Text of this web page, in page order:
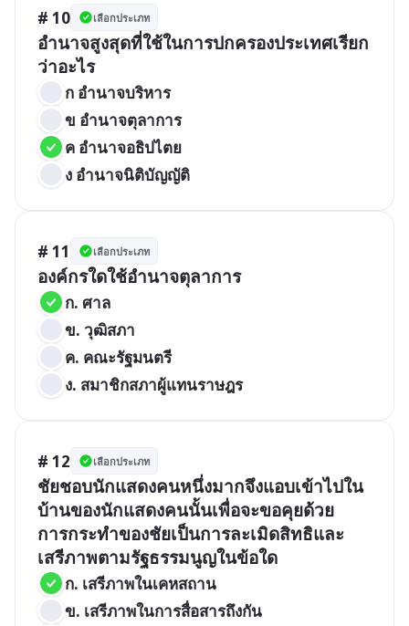
# 10 เลือกประเภท
อำนาจสูงสุดที่ใช้ในการปกครองประเทศเรียก
ว่าอะไร
ก อำนาจบริหาร
ข อำนาจตุลาการ
ค อำนาจอธิปไตย
ง อำนาจนิติบัญญัติ
# 11 เลือกประเภท
องค์กรใดใช้อำนาจตุลาการ
ก. ศาล
ข. วุฒิสภา
ค. คณะรัฐมนตรี
ง. สมาชิกสภาผู้แทนราษฎร
# 12 เลือกประเภท
ชัยชอบนักแสดงคนหนึ่งมากจึงแอบเข้าไปใน
บ้านของนักแสดงคนนั้นเพื่อจะขอคุยด้วย
การกระทำของชัยเป็นการละเมิดสิทธิและ
เสรีภาพตามรัฐธรรมนูญในข้อใด
ก. เสรีภาพในเคหสถาน
ข. เสรีภาพในการสื่อสารถึงกัน